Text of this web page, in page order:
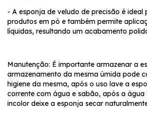
- A esponja de veludo de precisão é ideal
produtos em pó e também permite
líquidas, resultando um acabamento
Manutenção: É importante armazenar a
armazenamento da mesma úmida pode
higiene da mesma, após o uso lave a
corrente com água e sabão, após a água
incolor deixe a esponja secar